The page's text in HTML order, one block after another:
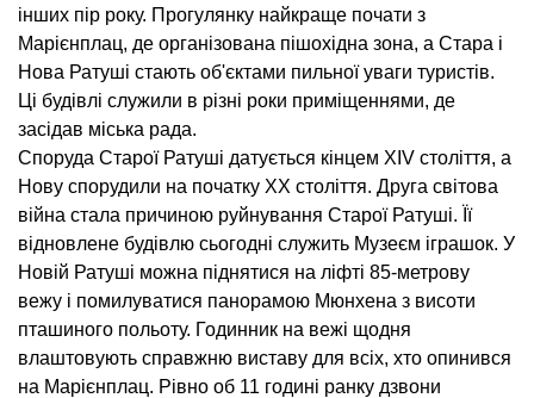
інших пір року. Прогулянку найкраще почати з
Марієнплац, де організована пішохідна зона, а Стара і
Нова Ратуші стають об'єктами пильної уваги туристів.
Ці будівлі служили в різні роки приміщеннями, де
засідав міська рада.
Споруда Старої Ратуші датується кінцем XIV століття, а
Нову спорудили на початку ХХ століття. Друга світова
війна стала причиною руйнування Старої Ратуші. Її
відновлене будівлю сьогодні служить Музеєм іграшок. У
Новій Ратуші можна піднятися на ліфті 85-метрову
вежу і помилуватися панорамою Мюнхена з висоти
пташиного польоту. Годинник на вежі щодня
влаштовують справжню виставу для всіх, хто опинився
на Марієнплац. Рівно об 11 годині ранку дзвони